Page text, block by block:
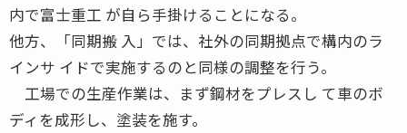
内で富士重工 が自ら手掛けることになる。
他方、「同期搬 入」では、社外の同期拠点で構内のラ
インサ イドで実施するのと同様の調整を行う。
工場での生産作業は、まず鋼材をプレスし て車のボ
ディを成形し、塗装を施す。